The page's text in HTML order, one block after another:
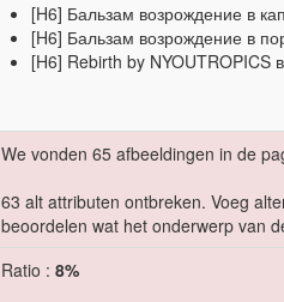
[H6] Бальзам возрождение в
[H6] Бальзам возрождение в
[H6] Rebirth by NYOUTROPICS
We vonden 65 afbeeldingen in de
63 alt attributen ontbreken. Voeg
beoordelen wat het onderwerp van
Ratio : 8%